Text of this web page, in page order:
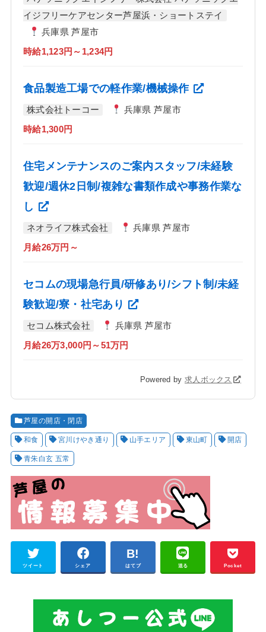
イジフリーケアセンター芦屋浜・ショートステイ
兵庫県 芦屋市
時給1,123円～1,234円
食品製造工場での軽作業/機械操作
株式会社トーコー 兵庫県 芦屋市
時給1,300円
住宅メンテナンスのご案内スタッフ/未経験
歓迎/週休2日制/複雑な書類作成や事務作業な
し
ネオライフ株式会社 兵庫県 芦屋市
月給26万円～
セコムの現場急行員/研修あり/シフト制/未経
験歓迎/寮・社宅あり
セコム株式会社 兵庫県 芦屋市
月給26万3,000円～51万円
Powered by 求人ボックス
芦屋の開店・閉店
和食 宮川けやき通り 山手エリア 東山町 開店
青朱白玄 五常
ツイート シェア はてブ 送る Pocket